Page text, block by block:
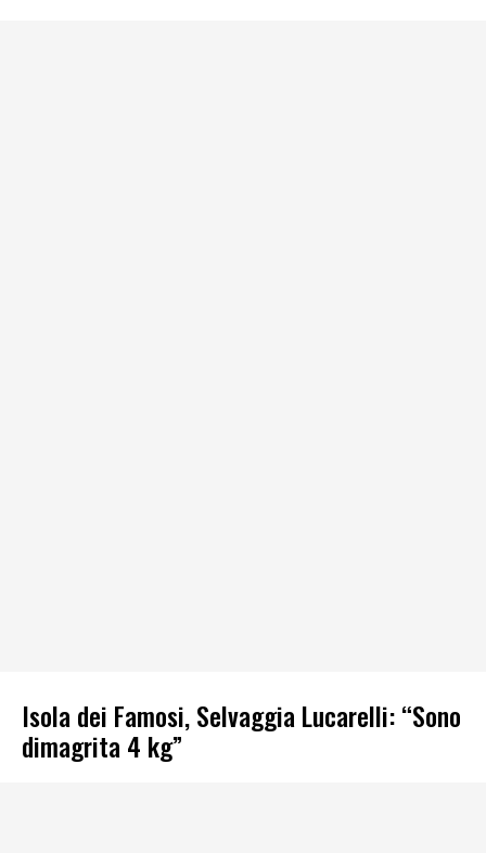
Isola dei Famosi, Selvaggia Lucarelli: “Sono
dimagrita 4 kg”